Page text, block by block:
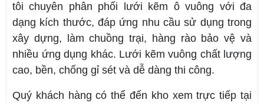
tôi chuyên phân phối lưới kẽm ô vuông với đa
dạng kích thước, đáp ứng nhu cầu sử dụng trong
xây dựng, làm chuồng trại, hàng rào bảo vệ và
nhiều ứng dụng khác. Lưới kẽm vuông chất lượng
cao, bền, chống gỉ sét và dễ dàng thi công.
Quý khách hàng có thể đến kho xem trực tiếp tại